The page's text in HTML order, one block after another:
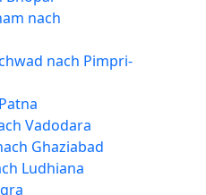
nach
nach Pimpri-
Vadodara
Ghaziabad
Ludhiana